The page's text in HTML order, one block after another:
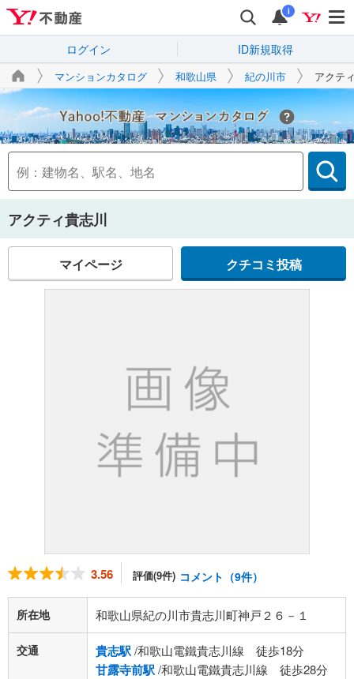
i
ログイン ID新規取得
マンションカタログ 和歌山県 紀の川市 アクテ
Yahoo!不動産
アクティ貴志川
マイページ クチコミ投稿
3.56 評価(9件) コメント（9件）
所在地 和歌山県紀の川市貴志川町神戸２６－１
交通 貴志駅/和歌山電鐵貴志川線 徒歩18分
甘露寺前駅/和歌山電鐵貴志川線 徒歩28分